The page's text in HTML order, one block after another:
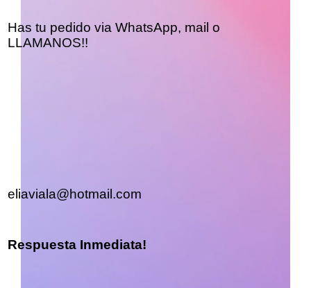
Has tu pedido via WhatsApp, mail o
LLAMANOS!!
eliaviala@hotmail.com
Respuesta Inmediata!